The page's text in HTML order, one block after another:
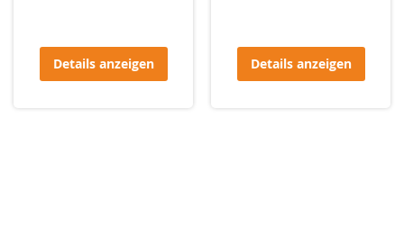
Details anzeigen Details anzeigen